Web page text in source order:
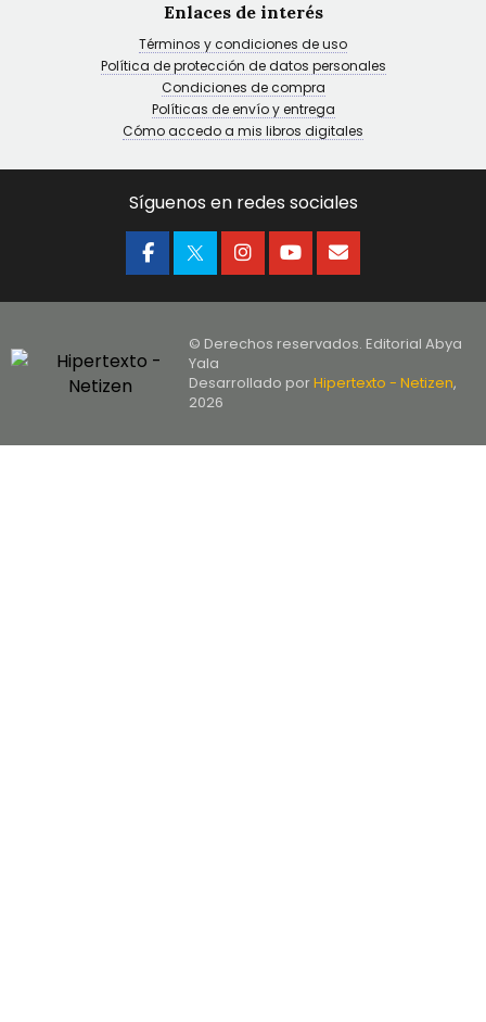
Enlaces de interés
Términos y condiciones de uso
Política de protección de datos personales
Condiciones de compra
Políticas de envío y entrega
Cómo accedo a mis libros digitales
Síguenos en redes sociales
© Derechos reservados. Editorial Abya
Yala
Desarrollado porHipertexto - Netizen,
2026